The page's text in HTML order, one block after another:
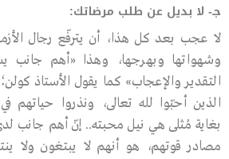
جـ- لا بديل عن طلب مرضاتك:
لا عجب بعد كل هذا، أن يترفّع رجال
وشهواتها وبهرجها، وهذا «أهم جانب
التقدير والإعجاب» كما يقول الأستاذ
الذين أحبّوا ﷲ تعالى، ونذروا حياتهم
بغاية مُثلى هي نيل محبته.. إنّ أهم جانب
مصادر قوتهم، هو أنهم لا يبتغون ولا